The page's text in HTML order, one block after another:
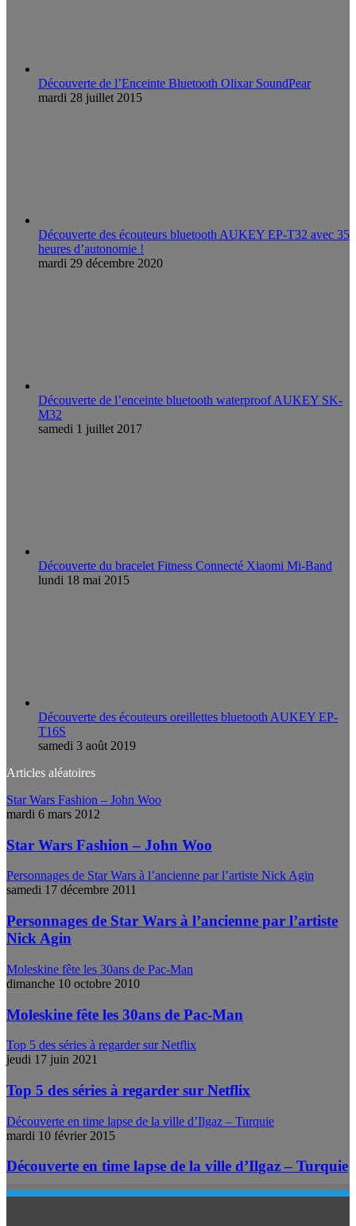
Découverte de l’Enceinte Bluetooth Olixar SoundPear
mardi 28 juillet 2015
Découverte des écouteurs bluetooth AUKEY EP-T32 avec 35
heures d’autonomie !
mardi 29 décembre 2020
Découverte de l’enceinte bluetooth waterproof AUKEY SK-
M32
samedi 1 juillet 2017
Découverte du bracelet Fitness Connecté Xiaomi Mi-Band
lundi 18 mai 2015
Découverte des écouteurs oreillettes bluetooth AUKEY EP-
T16S
samedi 3 août 2019
Articles aléatoires
Star Wars Fashion – John Woo
mardi 6 mars 2012
Star Wars Fashion – John Woo
Personnages de Star Wars à l’ancienne par l’artiste Nick Agin
samedi 17 décembre 2011
Personnages de Star Wars à l’ancienne par l’artiste
Nick Agin
Moleskine fête les 30ans de Pac-Man
dimanche 10 octobre 2010
Moleskine fête les 30ans de Pac-Man
Top 5 des séries à regarder sur Netflix
jeudi 17 juin 2021
Top 5 des séries à regarder sur Netflix
Découverte en time lapse de la ville d’Ilgaz – Turquie
mardi 10 février 2015
Découverte en time lapse de la ville d’Ilgaz – Turquie